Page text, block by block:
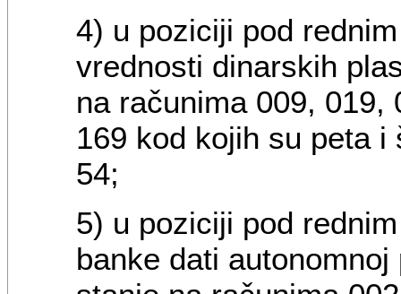
4) u poziciji pod
vrednosti dinarskih
na računima 009, 019,
169 kod kojih su peta
54;
5) u poziciji pod
banke dati